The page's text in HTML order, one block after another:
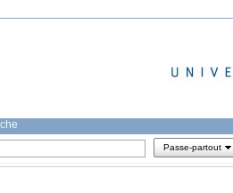
Passe-partout